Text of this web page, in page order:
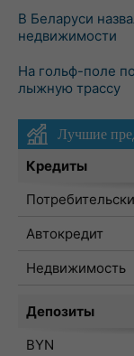
В Беларуси
недвижимости
На гольф-поле
лыжную трассу
Лучшие
Кредиты
Автокредит
Недвижимость
Депозиты
BYN